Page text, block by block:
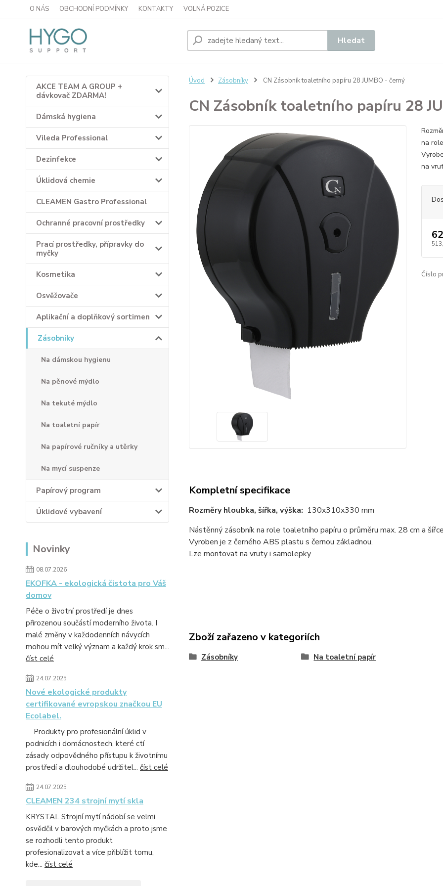
O NÁS OBCHODNÍ PODMÍNKY KONTAKTY VOLNÁ POZICE
Hledat
AKCE TEAM A GROUP +
dávkovač ZDARMA!
Dámská hygiena
Vileda Professional
Dezinfekce
Úklidová chemie
CLEAMEN Gastro Professional
Ochranné pracovní prostředky
Prací prostředky, přípravky do
myčky
Kosmetika
Osvěžovače
Aplikační a doplňkový sortimen
Zásobníky
Na dámskou hygienu
Na pěnové mýdlo
Na tekuté mýdlo
Na toaletní papír
Na papírové ručníky a utěrky
Na mycí suspenze
Papírový program
Úklidové vybavení
Novinky
08.07.2026
EKOFKA - ekologická čistota pro Váš
domov
Péče o životní prostředí je dnes
přirozenou součástí moderního života. I
malé změny v každodenních návycích
mohou mít velký význam a každý krok sm...
číst celé
24.07.2025
Nové ekologické produkty
certifikované evropskou značkou EU
Ecolabel.
Produkty pro profesionální úklid v
podnicích i domácnostech, které ctí
zásady odpovědného přístupu k životnímu
prostředí a dlouhodobé udržitel... číst celé
24.07.2025
CLEAMEN 234 strojní mytí skla
KRYSTAL Strojní mytí nádobí se velmi
osvědčil v barových myčkách a proto jsme
se rozhodli tento produkt
profesionalizovat a více přiblížit tomu,
kde... číst celé
Úvod Zásobníky CN Zásobník toaletního papíru 28 JUMBO - černý
CN Zásobník toaletního papíru 28
na
na
Číslo
Kompletní specifikace
Rozměry hloubka, šířka, výška: 130x310x330 mm
Nástěnný zásobník na role toaletního papíru o průměru max. 28 cm a
Vyroben je z černého ABS plastu s černou základnou.
Lze montovat na vruty i samolepky
Zboží zařazeno v kategoriích
Zásobníky Na toaletní papír